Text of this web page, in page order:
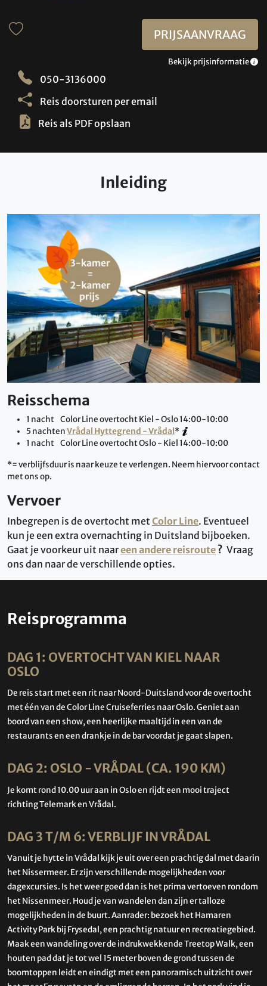
PRIJSAANVRAAG
Bekijk prijsinformatie
050-3136000
Reis doorsturen per email
Reis als PDF opslaan
Inleiding
Reisschema
1 nacht Color Line overtocht Kiel - Oslo 14:00-10:00
5 nachtenVrådal Hyttegrend - Vrådal *
1 nacht Color Line overtocht Oslo - Kiel 14:00-10:00
*= verblijfsduur is naar keuze te verlengen. Neem hiervoor contact
met ons op.
Vervoer
Inbegrepen is de overtocht met Color Line. Eventueel
kun je een extra overnachting in Duitsland bijboeken.
Gaat je voorkeur uit naareen andere reisroute? Vraag
ons dan naar de verschillende opties.
Reisprogramma
DAG 1: OVERTOCHT VAN KIEL NAAR
OSLO
De reis start met een rit naar Noord-Duitsland voor de overtocht
met één van de Color Line Cruiseferries naar Oslo. Geniet aan
boord van een show, een heerlijke maaltijd in een van de
restaurants en een drankje in de bar voordat je gaat slapen.
DAG 2: OSLO - VRÅDAL (CA. 190 KM)
Je komt rond 10.00 uur aan in Oslo en rijdt een mooi traject
richting Telemark en Vrådal.
DAG 3 T/M 6: VERBLIJF IN VRÅDAL
Vanuit je hytte in Vrådal kijk je uit over een prachtig dal met daarin
het Nissermeer. Er zijn verschillende mogelijkheden voor
dagexcursies. Is het weer goed dan is het prima vertoeven rondom
het Nissenmeer. Houd je van wandelen dan zijn er talloze
mogelijkheden in de buurt. Aanrader: bezoek het Hamaren
Activity Park bij Frysedal, een prachtig natuur en recreatiegebied.
Maak een wandeling over de indrukwekkende Treetop Walk, een
houten pad dat je tot wel 15 meter boven de grond tussen de
boomtoppen leidt en eindigt met een panoramisch uitzicht over